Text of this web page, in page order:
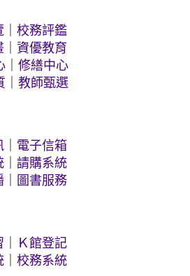
校務評鑑
資優教育
修繕中心
教師甄選
電子信箱
請購系統
圖書服務
Ｋ館登記
校務系統